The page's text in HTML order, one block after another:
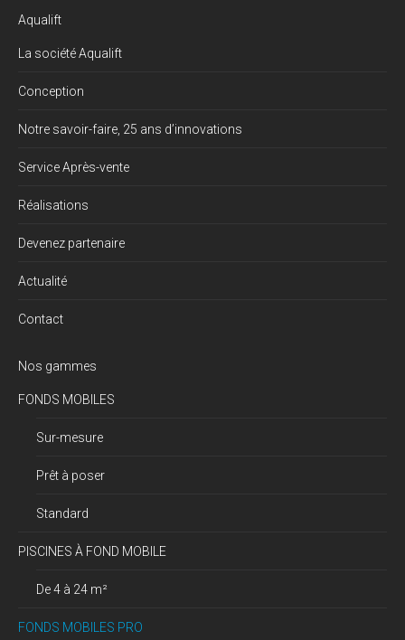
Aqualift
La société Aqualift
Conception
Notre savoir-faire, 25 ans d’innovations
Service Après-vente
Réalisations
Devenez partenaire
Actualité
Contact
Nos gammes
FONDS MOBILES
Sur-mesure
Prêt à poser
Standard
PISCINES À FOND MOBILE
De 4 à 24 m²
FONDS MOBILES PRO